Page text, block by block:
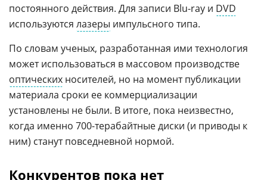
постоянного действия. Для записи Blu-ray и DVD
используются лазеры импульсного типа.
По словам ученых, разработанная ими технология
может использоваться в массовом производстве
оптических носителей, но на момент публикации
материала сроки ее коммерциализации
установлены не были. В итоге, пока неизвестно,
когда именно 700-терабайтные диски (и приводы к
ним) станут повседневной нормой.
Конкурентов пока нет